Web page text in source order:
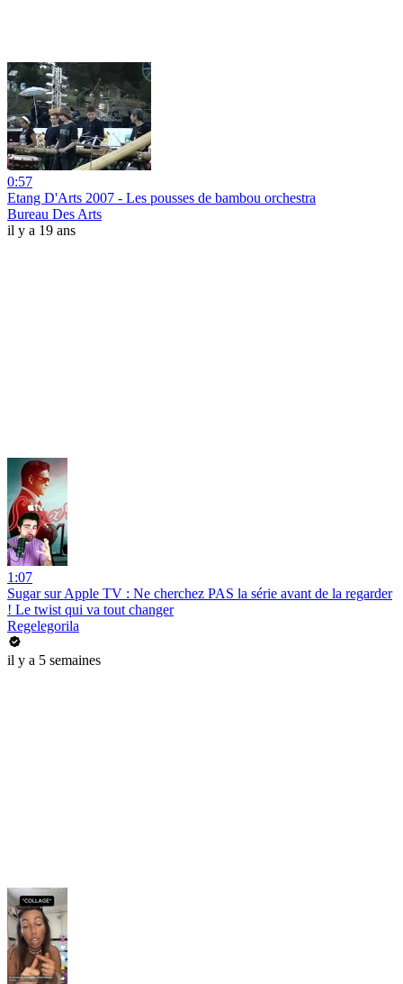
0:57
Etang D'Arts 2007 - Les pousses de bambou orchestra
Bureau Des Arts
il y a 19 ans
1:07
Sugar sur Apple TV : Ne cherchez PAS la série avant de la regarder
! Le twist qui va tout changer
Regelegorila
il y a 5 semaines